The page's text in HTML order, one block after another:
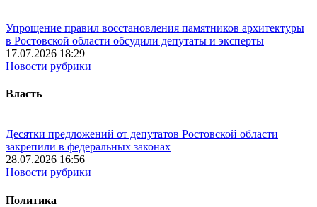
Упрощение правил восстановления памятников архитектуры
в Ростовской области обсудили депутаты и эксперты
17.07.2026 18:29
Новости рубрики
Власть
Десятки предложений от депутатов Ростовской области
закрепили в федеральных законах
28.07.2026 16:56
Новости рубрики
Политика